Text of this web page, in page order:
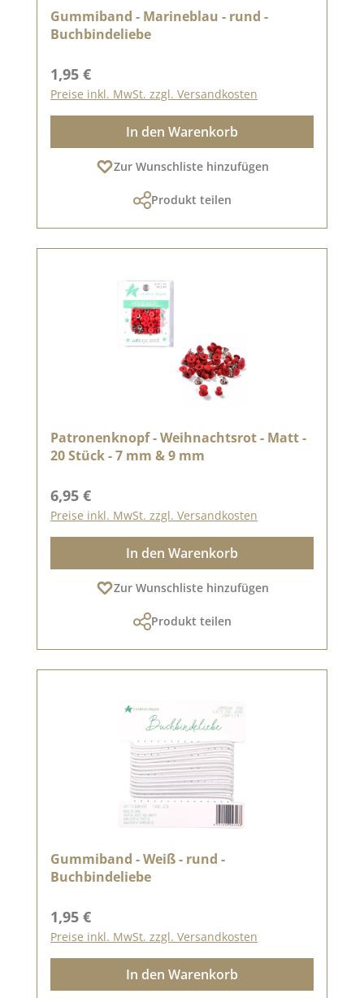
Gummiband - Marineblau - rund -
Buchbindeliebe
Regulärer Preis:
1,95 €
Preise inkl. MwSt. zzgl. Versandkosten
In den Warenkorb
Zur Wunschliste hinzufügen
Produkt teilen
Patronenknopf - Weihnachtsrot - Matt -
20 Stück - 7 mm & 9 mm
Regulärer Preis:
6,95 €
Preise inkl. MwSt. zzgl. Versandkosten
In den Warenkorb
Zur Wunschliste hinzufügen
Produkt teilen
Gummiband - Weiß - rund -
Buchbindeliebe
Regulärer Preis:
1,95 €
Preise inkl. MwSt. zzgl. Versandkosten
In den Warenkorb